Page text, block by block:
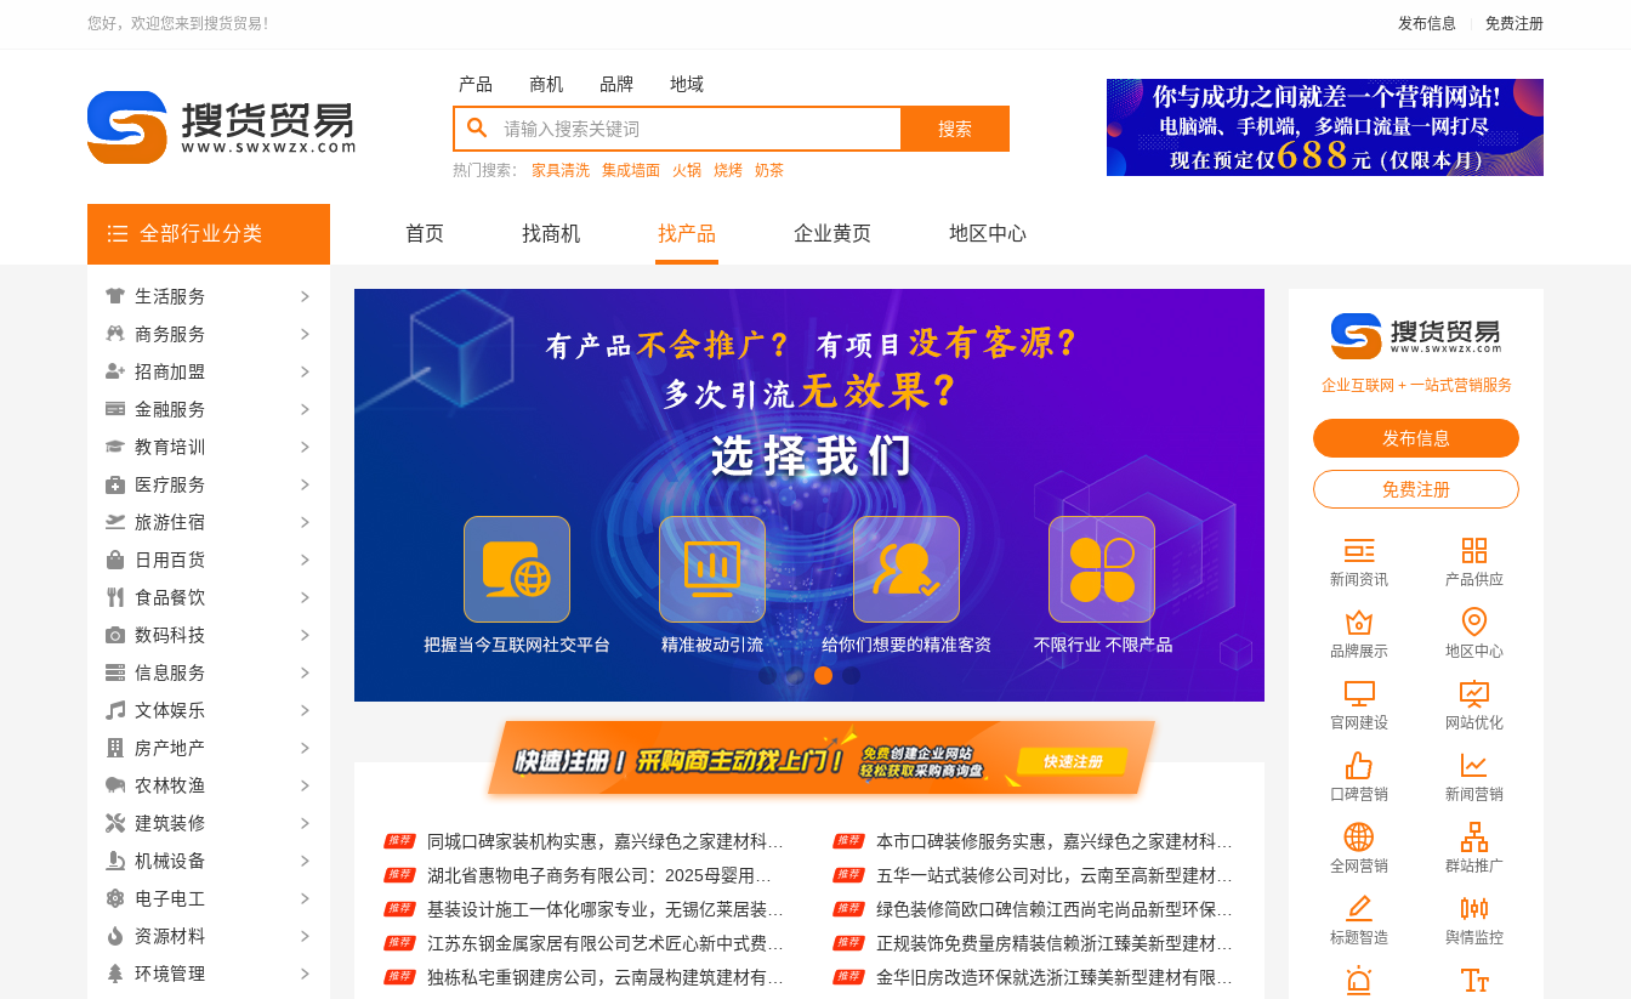
您好，欢迎您来到搜货贸易！ 发布信息 免费注册
产品 商机 品牌 地域
搜索
热门搜索： 家具清洗 集成墙面 火锅 烧烤 奶茶
全部行业分类 首页 找商机 找产品 企业黄页 地区中心
推荐 湖北省惠物电子商务有限公司：2025母婴用品平台优缺点分析
推荐 基装设计施工一体化哪家专业，无锡亿莱居装饰工程材料有限公司
推荐 江苏东钢金属家居有限公司艺术匠心新中式费用解析
推荐 独栋私宅重钢建房公司，云南晟构建筑建材有限公司
推荐 居安天成｜西安性价比高家装施工 改善房免费量房
推荐 五华一站式装修公司对比，云南至高新型建材有限公司口碑之选
推荐 绿色装修简欧口碑信赖江西尚宅尚品新型环保材料有限公司
推荐 正规装饰免费量房精装信赖浙江臻美新型建材有限公司
推荐 金华旧房改造环保就选浙江臻美新型建材有限公司
推荐 湖南本地装修，美学筑家新房装修靠谱
企业互联网 + 一站式营销服务
发布信息
免费注册
新闻资讯 产品供应
品牌展示 地区中心
官网建设 网站优化
口碑营销 新闻营销
全网营销 群站推广
标题智造 舆情监控
生活服务
商务服务
招商加盟
金融服务
教育培训
医疗服务
旅游住宿
日用百货
食品餐饮
数码科技
信息服务
文体娱乐
房产地产
农林牧渔
建筑装修
机械设备
电子电工
资源材料
环境管理